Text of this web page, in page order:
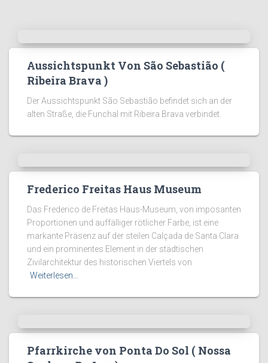
Aussichtspunkt Von São Sebastião (
Ribeira Brava )
Der Aussichtspunkt São Sebastião befindet sich an der
alten Straße, die Funchal mit Ribeira Brava verbindet.
Frederico Freitas Haus Museum
Das Frederico de Freitas Haus-Museum, von imposanten
Proportionen und auffälliger rötlicher Farbe, ist eine
markante Präsenz auf der steilen Calçada de Santa Clara
und ein prominentes Element in der städtischen
Zivilarchitektur des historischen Viertels von
Weiterlesen…
Pfarrkirche von Ponta Do Sol ( Nossa